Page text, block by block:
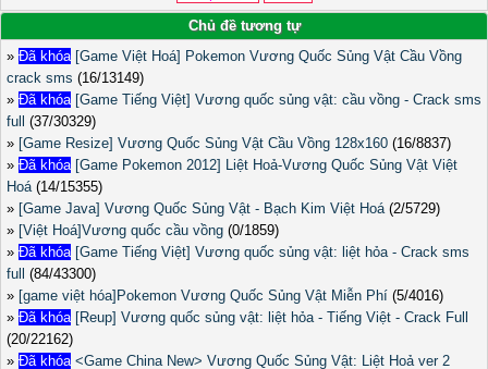
Chủ đề tương tự
» Đã khóa [Game Việt Hoá] Pokemon Vương Quốc Sủng Vật Cầu Vồng
crack sms (16/13149)
» Đã khóa [Game Tiếng Việt] Vương quốc sủng vật: cầu vồng - Crack sms
full
(37/30329)
» [Game Resize] Vương Quốc Sủng Vật Cầu Vồng 128x160 (16/8837)
» Đã khóa [Game Pokemon 2012] Liệt Hoả-Vương Quốc Sủng Vật Việt
Hoá(14/15355)
» [Game Java] Vương Quốc Sủng Vật - Bạch Kim Việt Hoá(2/5729)
» [Việt Hoá]Vương quốc cầu vồng (0/1859)
» Đã khóa [Game Tiếng Việt] Vương quốc sủng vật: liệt hỏa - Crack sms
full
(84/43300)
» [game việt hóa]Pokemon Vương Quốc Sủng Vật Miễn Phí (5/4016)
» Đã khóa [Reup] Vương quốc sủng vật: liệt hỏa - Tiếng Việt - Crack Full
(20/22162)
» Đã khóa <Game China New> Vương Quốc Sủng Vật: Liệt Hoả ver 2